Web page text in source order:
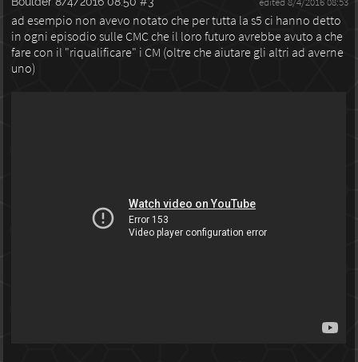
ad esempio non avevo notato che per tutta la s5 ci hanno detto
in ogni episodio sulle CMC che il loro futuro avrebbe avuto a che
fare con il "riqualificare" i CM (oltre che aiutare gli altri ad averne
uno)